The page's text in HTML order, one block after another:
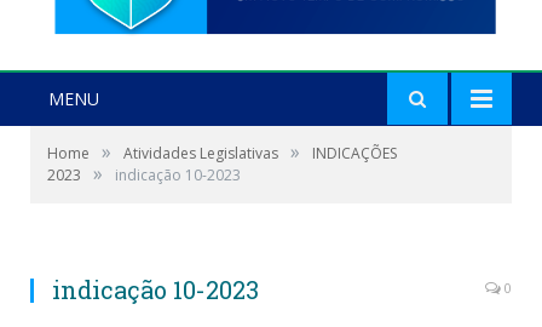
MENU
Home » Atividades Legislativas »
INDICAÇÕES
2023
» indicação 10-2023
indicação 10-2023 0